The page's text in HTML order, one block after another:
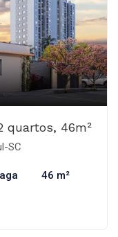
quartos, 46m²
SC
46 m²